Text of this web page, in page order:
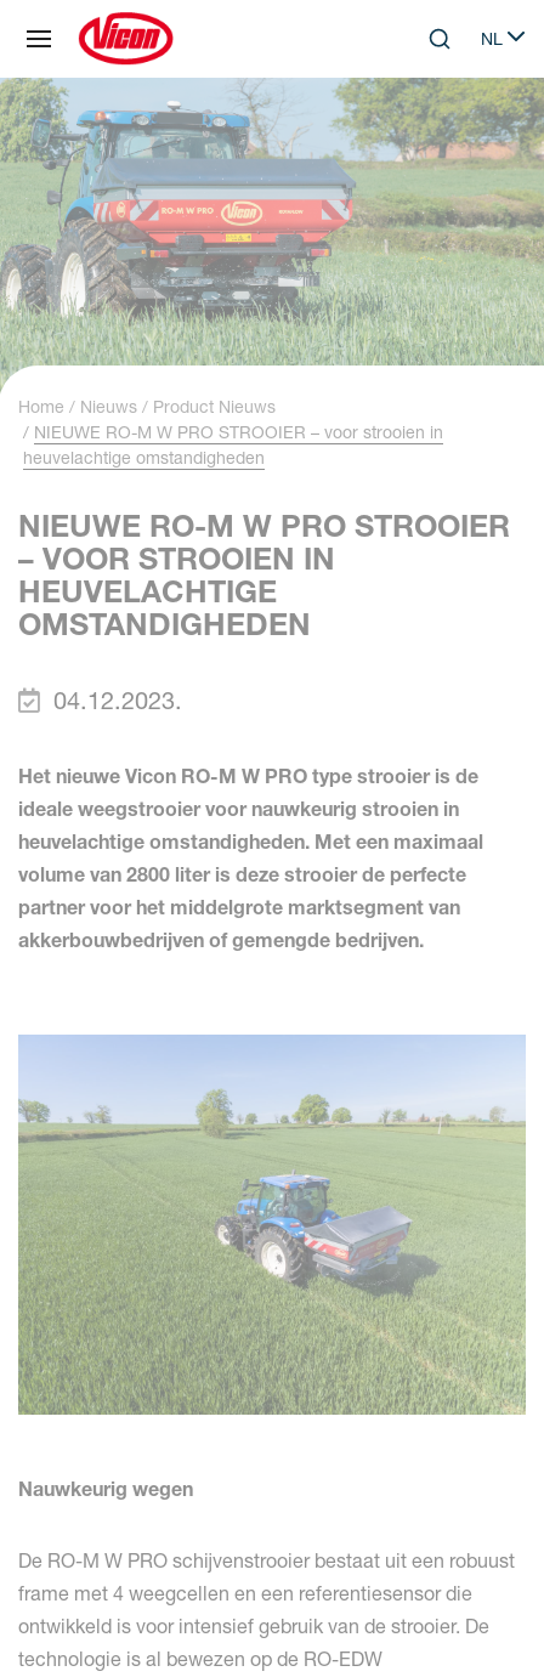
Skip to main contentSearchNL
Select
Home Nieuws
Product Nieuws
NIEUWE RO-M W PRO STROOIER – voor strooien in
heuvelachtige omstandigheden
NIEUWE RO-M W PRO STROOIER
– VOOR STROOIEN IN
HEUVELACHTIGE
OMSTANDIGHEDEN
04.12.2023.
Het nieuwe Vicon RO-M W PRO type strooier is de
ideale weegstrooier voor nauwkeurig strooien in
heuvelachtige omstandigheden. Met een maximaal
volume van 2800 liter is deze strooier de perfecte
partner voor het middelgrote marktsegment van
akkerbouwbedrijven of gemengde bedrijven.
Nauwkeurig wegen
De RO-M W PRO schijvenstrooier bestaat uit een robuust
frame met 4 weegcellen en een referentiesensor die
ontwikkeld is voor intensief gebruik van de strooier. De
technologie is al bewezen op de RO-EDW
Cookies beheer paneel